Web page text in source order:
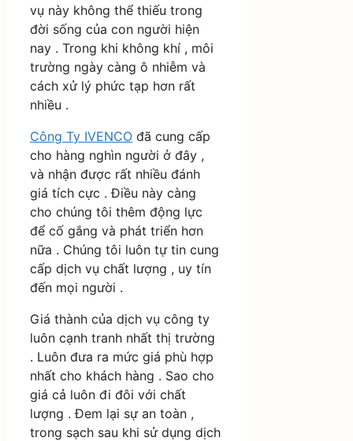
vụ này không thể thiếu trong
đời sống của con người hiện
nay . Trong khi không khí , môi
trường ngày càng ô nhiễm và
cách xử lý phức tạp hơn rất
nhiều .
Công Ty IVENCO đã cung cấp
cho hàng nghìn người ở đây ,
và nhận được rất nhiều đánh
giá tích cực . Điều này càng
cho chúng tôi thêm động lực
để cố gắng và phát triển hơn
nữa . Chúng tôi luôn tự tin cung
cấp dịch vụ chất lượng , uy tín
đến mọi người .
Giá thành của dịch vụ công ty
luôn cạnh tranh nhất thị trường
. Luôn đưa ra mức giá phù hợp
nhất cho khách hàng . Sao cho
giá cả luôn đi đôi với chất
lượng . Đem lại sự an toàn ,
trong sạch sau khi sử dụng dịch